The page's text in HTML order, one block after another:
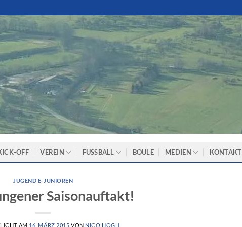
OFF VEREIN FUSSBALL BOULE MEDIEN KONTAKT
JUGEND E-JUNIOREN
Saisonauftakt!
AM 16. MÄRZ 2015 VON NICO HOGH